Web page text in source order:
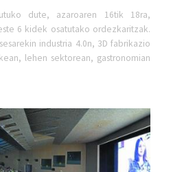
dute, azaroaren 16tik 18ra,
6 kidek osatutako ordezkaritzak.
industria 4.0n, 3D fabrikazio
lehen sektorean, gastronomian